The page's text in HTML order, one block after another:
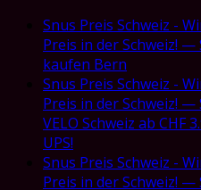
Snus Preis Schweiz -
Preis in der Schweiz!
kaufen Bern
Snus Preis Schweiz -
Preis in der Schweiz!
VELO Schweiz ab CHF
UPS!
Snus Preis Schweiz -
Preis in der Schweiz!